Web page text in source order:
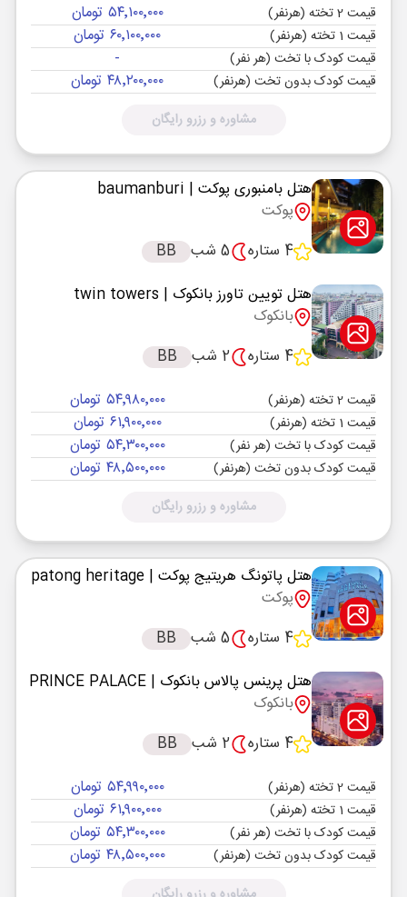
قیمت 2 تخته (هرنفر) ۵۴٬۱۰۰٬۰۰۰ تومان
قیمت 1 تخته (هرنفر) ۶۰٬۱۰۰٬۰۰۰ تومان
قیمت کودک با تخت (هر نفر) -
قیمت کودک بدون تخت (هرنفر) ۴۸٬۲۰۰٬۰۰۰ تومان
مشاوره و رزرو رایگان
هتل بامنبوری پوکت | baumanburi
پوکت
4 ستاره
5 شب
BB
هتل تویین تاورز بانکوک | twin towers
بانکوک
4 ستاره
2 شب BB
قیمت 2 تخته (هرنفر) ۵۴٬۹۸۰٬۰۰۰ تومان
قیمت 1 تخته (هرنفر) ۶۱٬۹۰۰٬۰۰۰ تومان
قیمت کودک با تخت (هر نفر) ۵۴٬۳۰۰٬۰۰۰ تومان
قیمت کودک بدون تخت (هرنفر) ۴۸٬۵۰۰٬۰۰۰ تومان
مشاوره و رزرو رایگان
هتل پاتونگ هریتیج پوکت | patong heritage
پوکت
4 ستاره
5 شب
BB
هتل پرینس پالاس بانکوک | PRINCE PALACE
بانکوک
4 ستاره
2 شب BB
قیمت 2 تخته (هرنفر) ۵۴٬۹۹۰٬۰۰۰ تومان
قیمت 1 تخته (هرنفر) ۶۱٬۹۰۰٬۰۰۰ تومان
قیمت کودک با تخت (هر نفر) ۵۴٬۳۰۰٬۰۰۰ تومان
قیمت کودک بدون تخت (هرنفر) ۴۸٬۵۰۰٬۰۰۰ تومان